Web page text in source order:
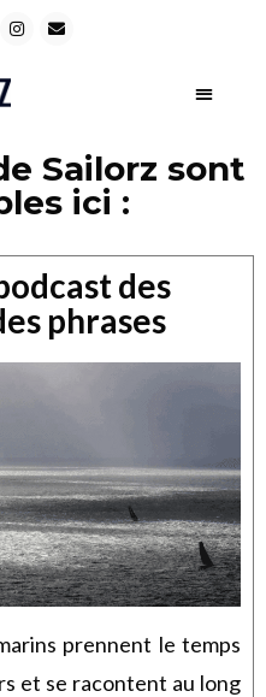
Sailorz sont
ici :
des
phrases
prennent le temps
et se racontent au long